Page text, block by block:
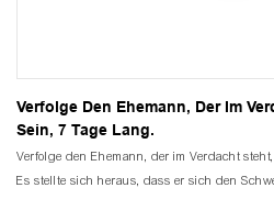
Verfolge Den Ehemann, Der Im
Sein, 7 Tage Lang.
Verfolge den Ehemann, der im Verdacht
Es stellte sich heraus, dass er sich den